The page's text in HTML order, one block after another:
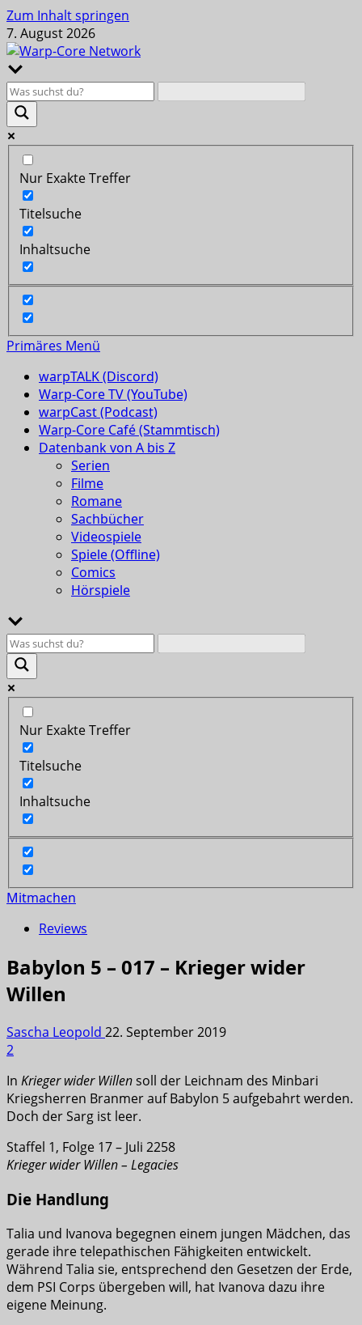
Zum Inhalt springen
7. August 2026
Nur Exakte Treffer
Titelsuche
Inhaltsuche
Primäres Menü
warpTALK (Discord)
Warp-Core TV (YouTube)
warpCast (Podcast)
Warp-Core Café (Stammtisch)
Datenbank von A bis Z
Serien
Filme
Romane
Sachbücher
Videospiele
Spiele (Offline)
Comics
Hörspiele
Nur Exakte Treffer
Titelsuche
Inhaltsuche
Mitmachen
Reviews
Babylon 5 – 017 – Krieger wider
Willen
Sascha Leopold 22. September 2019
2
In Krieger wider Willensoll der Leichnam des Minbari
Kriegsherren Branmer auf Babylon 5 aufgebahrt werden.
Doch der Sarg ist leer.
Staffel 1, Folge 17 – Juli 2258
Krieger wider Willen – Legacies
Die Handlung
Talia und Ivanova begegnen einem jungen Mädchen, das
gerade ihre telepathischen Fähigkeiten entwickelt.
Während Talia sie, entsprechend den Gesetzen der Erde,
dem PSI Corps übergeben will, hat Ivanova dazu ihre
eigene Meinung.